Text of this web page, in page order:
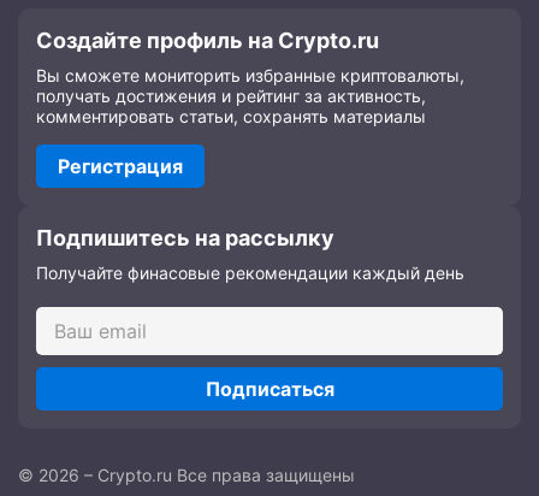
Создайте профиль на Crypto.ru
Вы сможете мониторить избранные криптовалюты,
получать достижения и рейтинг за активность,
комментировать статьи, сохранять материалы
Регистрация
Подпишитесь на рассылку
Получайте финасовые рекомендации каждый день
Подписаться
© 2026 – Crypto.ru Все права защищены